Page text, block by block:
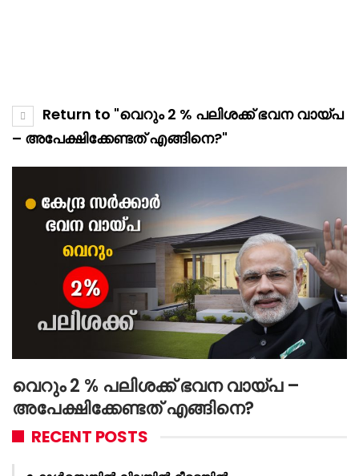
Return to "വെറും 2 % പലിശക്ക് ഭവന വായ്പ
– അപേക്ഷിക്കേണ്ടത് എങ്ങിനെ?"
വെറും 2 % പലിശക്ക് ഭവന വായ്പ –
അപേക്ഷിക്കേണ്ടത് എങ്ങിനെ?
RECENT POSTS